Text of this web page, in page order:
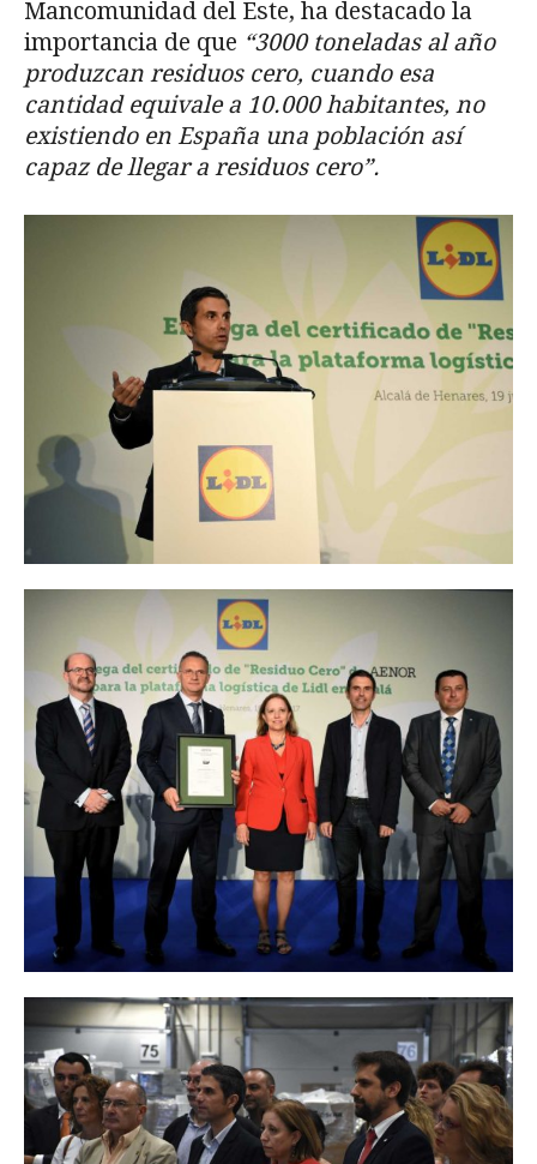
Mancomunidad del Este, ha destacado la
importancia de que “3000 toneladas al año
produzcan residuos cero, cuando esa
cantidad equivale a 10.000 habitantes, no
existiendo en España una población así
capaz de llegar a residuos cero”.